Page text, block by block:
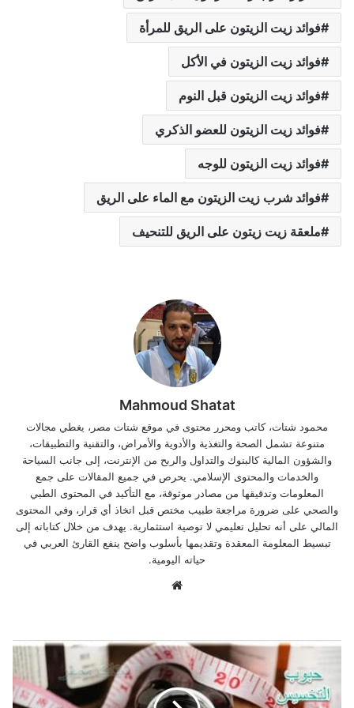
فوائد زيت الزيتون على الريق للمرأة
فوائد زيت الزيتون في الأكل
فوائد زيت الزيتون قبل النوم
فوائد زيت الزيتون للعضو الذكري
فوائد زيت الزيتون للوجه
فوائد شرب زيت الزيتون مع الماء على الريق
ملعقة زيت زيتون على الريق للتنحيف
Mahmoud Shatat
محمود شتات، كاتب ومحرر محتوى في موقع شتات مصر، يغطي مجالات
متنوعة تشمل الصحة والتغذية والأدوية والأمراض، والتقنية والتطبيقات،
والشؤون المالية كالبنوك والتداول والربح من الإنترنت، إلى جانب السياحة
والخدمات والمحتوى الإسلامي. يحرص في جميع المقالات على جمع
المعلومات وتدقيقها من مصادر موثوقة، مع التأكيد في المحتوى الطبي
والصحي على ضرورة مراجعة طبيب مختص قبل اتخاذ أي قرار، وفي المحتوى
المالي على أنه تحليل تعليمي لا توصية استثمارية. يهدف من خلال كتاباته إلى
تبسيط المعلومة المعقدة وتقديمها بأسلوب واضح ينفع القارئ العربي في
حياته اليومية.
ب
ح